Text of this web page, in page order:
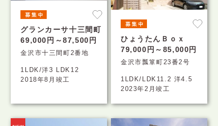
グランカーサ十三間町
69,000円～87,500円
金沢市十三間町2番地
1LDK/洋3 LDK12
2018年8月竣工
ひょうたんＢｏｘ
79,000円～85,000円
金沢市瓢箪町23番2号
1LDK/LDK11.2 洋4.5
2023年2月竣工